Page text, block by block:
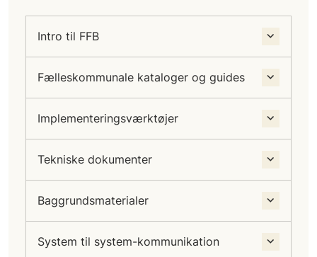
Intro til FFB
Fælleskommunale kataloger og guides
Implementeringsværktøjer
Tekniske dokumenter
Baggrundsmaterialer
System til system-kommunikation